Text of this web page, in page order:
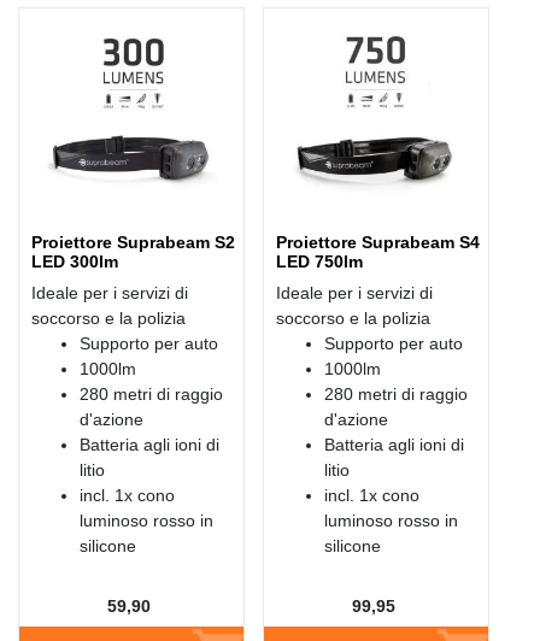
Proiettore Suprabeam S2
LED 300lm
Ideale per i servizi di
soccorso e la polizia
Supporto per auto
1000lm
280 metri di raggio
d'azione
Batteria agli ioni di
litio
incl. 1x cono
luminoso rosso in
silicone
59,90
Proiettore Suprabeam S4
LED 750lm
Ideale per i servizi di
soccorso e la polizia
Supporto per auto
1000lm
280 metri di raggio
d'azione
Batteria agli ioni di
litio
incl. 1x cono
luminoso rosso in
silicone
99,95